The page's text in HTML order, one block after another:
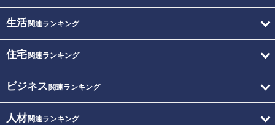
生活関連ランキング
住宅関連ランキング
ビジネス 関連ランキング
人材関連ランキング